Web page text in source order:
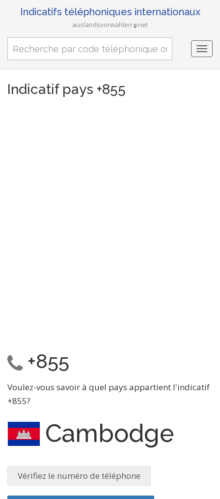
Indicatifs téléphoniques internationaux
auslandsvorwahlen net
Indicatif pays +855
+855
Voulez-vous savoir à quel pays appartient l'indicatif
+855?
Cambodge
Vérifiez le numéro de téléphone